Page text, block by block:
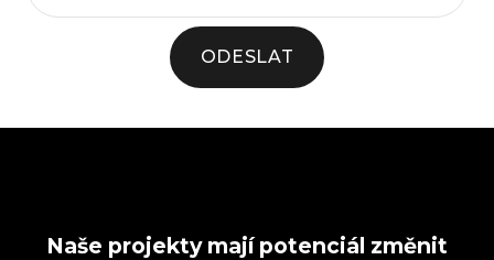
ODESLAT
Naše projekty mají potenciál změnit